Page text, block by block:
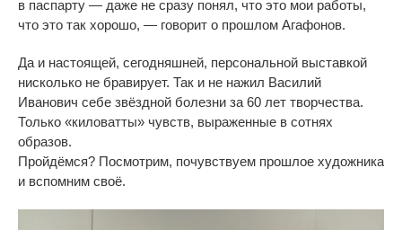
в паспарту — даже не сразу понял, что это мои работы,
что это так хорошо, — говорит о прошлом Агафонов.
Да и настоящей, сегодняшней, персональной выставкой
нисколько не бравирует. Так и не нажил Василий
Иванович себе звёздной болезни за 60 лет творчества.
Только «киловатты» чувств, выраженные в сотнях
образов.
Пройдёмся? Посмотрим, почувствуем прошлое художника
и вспомним своё.